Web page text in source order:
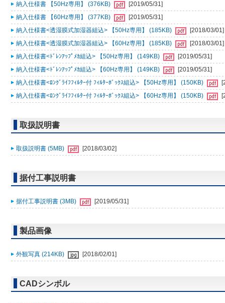
納入仕様書 【50Hz専用】 (376KB)
[2019/05/31]
納入仕様書 【60Hz専用】 (377KB)
[2019/05/31]
納入仕様書<透湿膜式加湿器組込> 【50Hz専用】 (185KB)
[2018/03/01]
納入仕様書<透湿膜式加湿器組込> 【60Hz専用】 (185KB)
[2018/03/01]
納入仕様書<ﾄﾞﾚﾝｱｯﾌﾟﾒｶ組込> 【50Hz専用】 (149KB)
[2019/05/31]
納入仕様書<ﾄﾞﾚﾝｱｯﾌﾟﾒｶ組込> 【60Hz専用】 (149KB)
[2019/05/31]
納入仕様書<ﾛﾝｸﾞﾗｲﾌﾌｨﾙﾀｰ付 ﾌｨﾙﾀｰﾎﾞｯｸｽ組込> 【50Hz専用】 (150KB)
納入仕様書<ﾛﾝｸﾞﾗｲﾌﾌｨﾙﾀｰ付 ﾌｨﾙﾀｰﾎﾞｯｸｽ組込> 【60Hz専用】 (150KB)
取扱説明書
取扱説明書 (5MB) [2018/03/02]
据付工事説明書
据付工事説明書 (3MB) [2019/05/31]
製品画像
外観写真 (214KB) [2018/02/01]
CADシンボル